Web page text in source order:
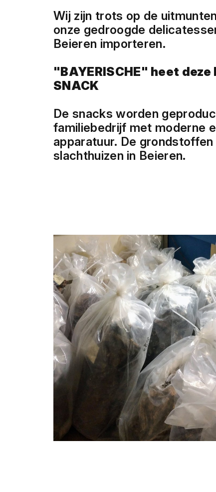
Wij zijn trots op de
onze gedroogde
Beieren importeren.
"BAYERISCHE" heet deze
SNACK
De snacks worden
familiebedrijf met moderne
apparatuur. De
slachthuizen in Beieren.